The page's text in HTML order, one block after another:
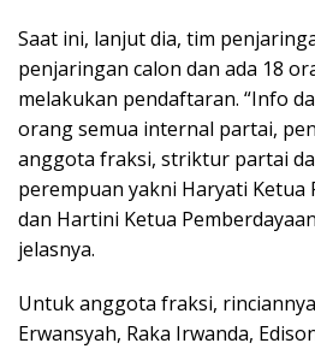
Saat ini, lanjut dia, tim
penjaringan calon dan ada 18
melakukan pendaftaran. “Info
orang semua internal partai,
anggota fraksi, striktur partai
perempuan yakni Haryati Ketua
dan Hartini Ketua
jelasnya.
Untuk anggota fraksi,
Erwansyah, Raka Irwanda,